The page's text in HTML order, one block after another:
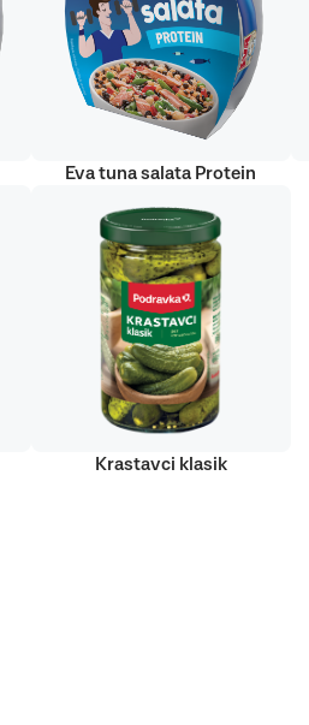
Eva tuna salata Protein
Krastavci klasik